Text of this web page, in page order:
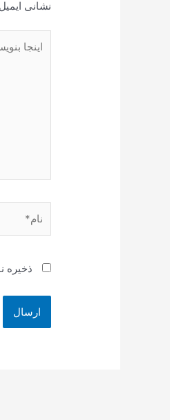
نشانی
بنویسید…
ذخیره